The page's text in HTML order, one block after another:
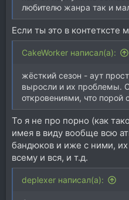
любителю жанра так и
Если ты это в контетксте
CakeWorker написал(а):
жёсткий сезон - аут
выросли и их проблемы.
откровениями, что порой
То я не про порно (как
имея в виду вообще всю
бандюков и иже с ними,
всему и вся, и т.д.
deplexer написал(а):